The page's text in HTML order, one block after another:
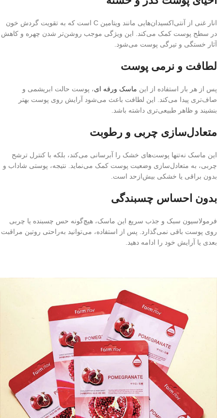
انار غنی از آنتی‌اکسیدان‌هایی مانند ویتامین C است که به تقویت گردش خون
در سطح پوست کمک می‌کند. این ویژگی موجب روشن‌تر شدن چهره و کاهش
آثار خستگی و تیرگی پوست می‌شود.
لطافت و نرمی پوست
پس از هر بار استفاده از این ماسک ورقه ای، پوست حالت ابریشمی و
صاف‌تری پیدا می‌کند. این لطافت باعث می‌شود آرایش روی پوست بهتر
بنشیند و ظاهر طبیعی‌تری داشته باشد.
متعادل‌سازی چربی و رطوبت
این ماسک نه‌تنها پوست‌های خشک را آبرسانی می‌کند، بلکه با کنترل ترشح
چربی، به متعادل‌سازی وضعیت پوست کمک می‌نماید. نتیجه، پوستی شاداب و
بدون براقی یا خشکی بیش‌ازحد است.
بدون احساس چسبندگی
فرمولاسیون سبک و جذب سریع این ماسک، هیچ‌گونه حس چسبنده یا چربی
روی پوست باقی نمی‌گذارد. پس از استفاده، می‌توانید به‌راحتی روتین مراقبت
بعدی یا آرایش خود را ادامه دهید.